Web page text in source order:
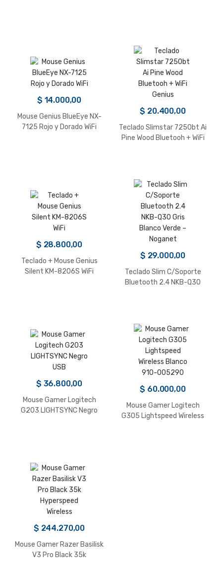
$ 14.000,00
Mouse Genius BlueEye NX-
7125 Rojo y Dorado WiFi
$ 20.400,00
Teclado Slimstar 7250bt Ai
Pine Wood Bluetooh + WiFi
$ 28.800,00
Teclado + Mouse Genius
Silent KM-8206S WiFi
$ 29.000,00
Teclado Slim C/Soporte
Bluetooth 2.4 NKB-Q30
$ 36.800,00
Mouse Gamer Logitech
G203 LIGHTSYNC Negro
$ 60.000,00
Mouse Gamer Logitech
G305 Lightspeed Wireless
$ 244.270,00
Mouse Gamer Razer Basilisk
V3 Pro Black 35k